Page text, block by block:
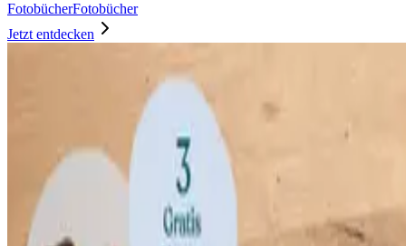
FotobücherFotobücher
Jetzt entdecken